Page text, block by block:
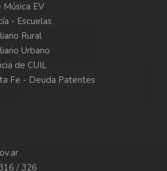
EV
- Escuelas
Rural
Urbano
de CUIL
Fe - Deuda Patentes
/ 326